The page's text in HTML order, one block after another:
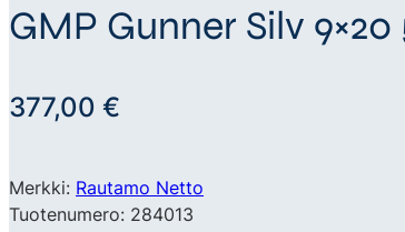
GMP Gunner Silv 9×20
377,00 €
Merkki: Rautamo Netto
Tuotenumero: 284013